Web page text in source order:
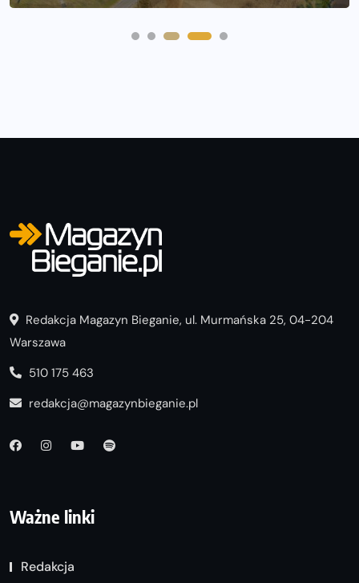
Redakcja Magazyn Bieganie, ul. Murmańska 25, 04-204
Warszawa
510 175 463
redakcja@magazynbieganie.pl
Ważne linki
Redakcja